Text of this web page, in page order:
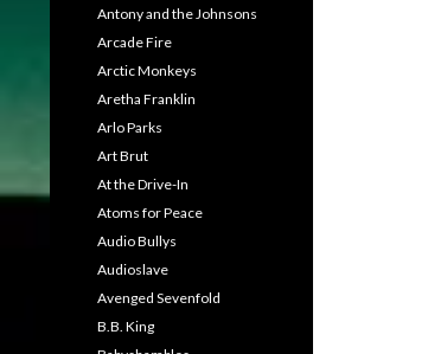
Antony and the Johnsons
Arcade Fire
Arctic Monkeys
Aretha Franklin
Arlo Parks
Art Brut
At the Drive-In
Atoms for Peace
Audio Bullys
Audioslave
Avenged Sevenfold
B.B. King